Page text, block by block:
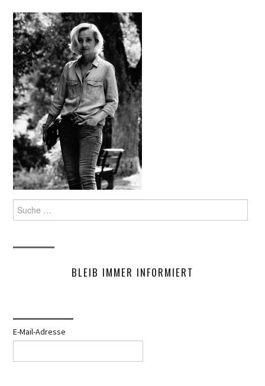
nach:
BLEIB IMMER INFORMIERT
E-Mail-Adresse